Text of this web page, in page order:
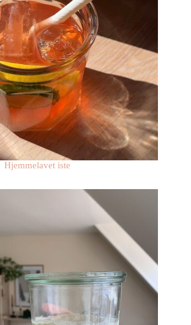
Hjemmelavet iste